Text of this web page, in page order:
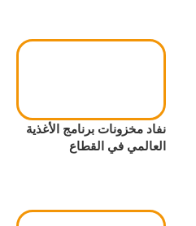
نفاد مخزونات برنامج الأغذية
العالمي في القطاع